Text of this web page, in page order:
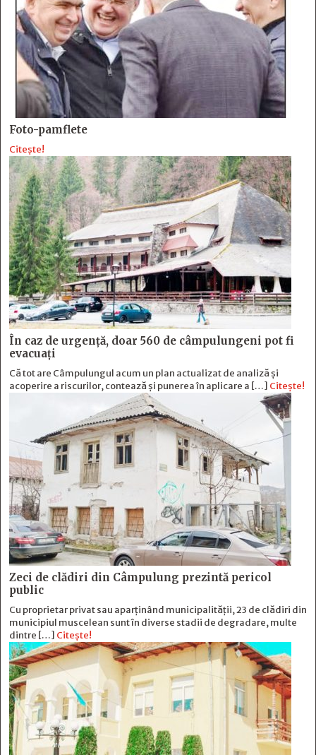
Foto-pamflete
Citește!
În caz de urgență, doar 560 de câmpulungeni pot fi
evacuați
Că tot are Câmpulungul acum un plan actualizat de analiză și
acoperire a riscurilor, contează și punerea în aplicare a […] Citește!
Zeci de clădiri din Câmpulung prezintă pericol
public
Cu proprietar privat sau aparținând municipalității, 23 de clădiri din
municipiul muscelean sunt în diverse stadii de degradare, multe
dintre […] Citește!